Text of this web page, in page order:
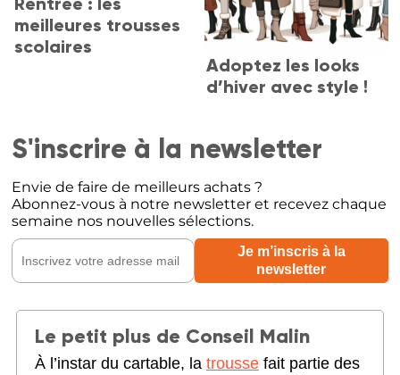
meilleures trousses
scolaires
Adoptez les looks
d’hiver avec style !
S'inscrire à la newsletter
Envie de faire de meilleurs achats ?
Abonnez-vous à notre newsletter et recevez chaque
semaine nos nouvelles sélections.
Le petit plus de Conseil Malin
À l’instar du cartable, la troussefait partie des